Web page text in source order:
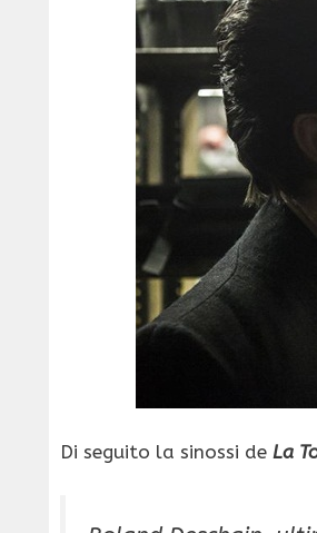
Di seguito la sinossi de La